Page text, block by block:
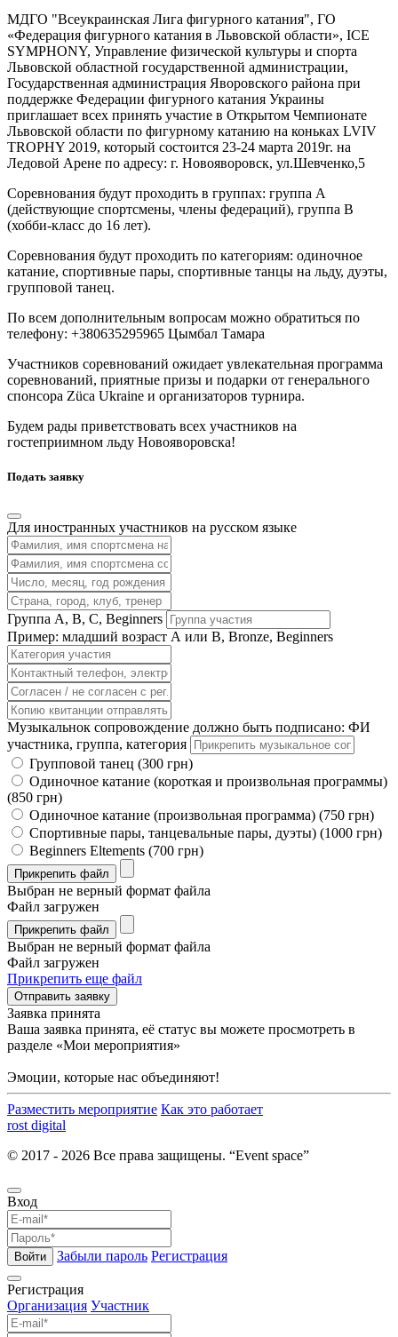
МДГО "Всеукраинская Лига фигурного катания", ГО
«Федерация фигурного катания в Львовской области», ICE
SYMPHONY, Управление физической культуры и спорта
Львовской областной государственной администрации,
Государственная администрация Яворовского района при
поддержке Федерации фигурного катания Украины
приглашает всех принять участие в Открытом Чемпионате
Львовской области по фигурному катанию на коньках LVIV
TROPHY 2019, который состоится 23-24 марта 2019г. на
Ледовой Арене по адресу: г. Новояворовск, ул.Шевченко,5
Соревнования будут проходить в группах: группа А
(действующие спортсмены, члены федераций), группа В
(хобби-класс до 16 лет).
Соревнования будут проходить по категориям: одиночное
катание, спортивные пары, спортивные танцы на льду, дуэты,
групповой танец.
По всем дополнительным вопросам можно обратиться по
телефону: +380635295965 Цымбал Тамара
Участников соревнований ожидает увлекательная программа
соревнований, приятные призы и подарки от генерального
спонсора Züca Ukraine и организаторов турнира.
Будем рады приветствовать всех участников на
гостеприимном льду Новояворовска!
Подать заявку
Для иностранных участников на русском языке
Группа А, В, С, Beginners
Пример: младший возраст А или В, Bronze, Beginners
Музыкальнок сопровождение должно быть подписано: ФИ
участника, группа, категория
Групповой танец (300 грн)
Одиночное катание (короткая и произвольная программы)
(850 грн)
Одиночное катание (произвольная программа) (750 грн)
Спортивные пары, танцевальные пары, дуэты) (1000 грн)
Beginners Eltements (700 грн)
Прикрепить файл
Выбран не верный формат файла
Файл загружен
Прикрепить файл
Выбран не верный формат файла
Файл загружен
Прикрепить еще файл
Отправить заявку
Заявка принята
Ваша заявка принята, её статус вы можете просмотреть в
разделе «Мои мероприятия»
Эмоции, которые нас объединяют!
Разместить мероприятие Как это работает
rost digital
© 2017 - 2026 Все права защищены. “Event space”
Вход
Войти Забыли пароль Регистрация
Регистрация
Организация Участник